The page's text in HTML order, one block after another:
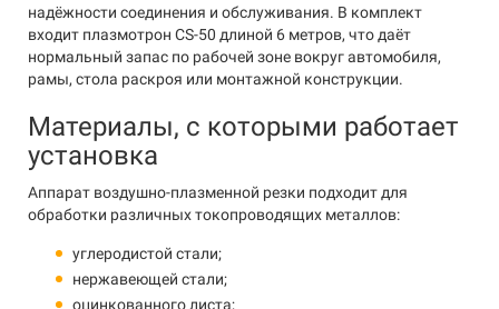
надёжности соединения и обслуживания. В комплект
входит плазмотрон CS-50 длиной 6 метров, что даёт
нормальный запас по рабочей зоне вокруг автомобиля,
рамы, стола раскроя или монтажной конструкции.
Материалы, с которыми работает
установка
Аппарат воздушно-плазменной резки подходит для
обработки различных токопроводящих металлов:
углеродистой стали;
нержавеющей стали;
оцинкованного листа;